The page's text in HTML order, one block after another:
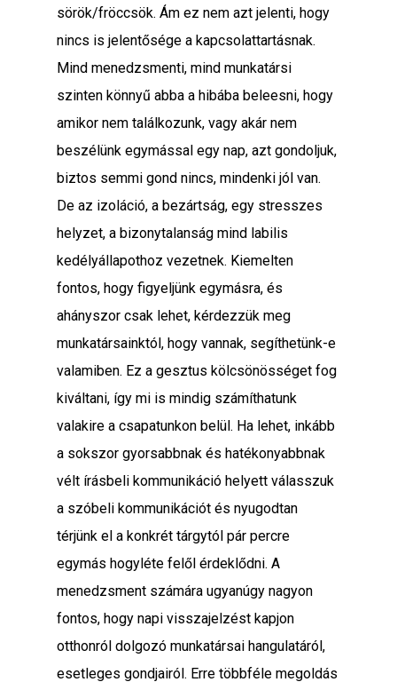
sörök/fröccsök. Ám ez nem azt jelenti, hogy
nincs is jelentősége a kapcsolattartásnak.
Mind menedzsmenti, mind munkatársi
szinten könnyű abba a hibába beleesni, hogy
amikor nem találkozunk, vagy akár nem
beszélünk egymással egy nap, azt gondoljuk,
biztos semmi gond nincs, mindenki jól van.
De az izoláció, a bezártság, egy stresszes
helyzet, a bizonytalanság mind labilis
kedélyállapothoz vezetnek. Kiemelten
fontos, hogy figyeljünk egymásra, és
ahányszor csak lehet, kérdezzük meg
munkatársainktól, hogy vannak, segíthetünk-e
valamiben. Ez a gesztus kölcsönösséget fog
kiváltani, így mi is mindig számíthatunk
valakire a csapatunkon belül. Ha lehet, inkább
a sokszor gyorsabbnak és hatékonyabbnak
vélt írásbeli kommunikáció helyett válasszuk
a szóbeli kommunikációt és nyugodtan
térjünk el a konkrét tárgytól pár percre
egymás hogyléte felől érdeklődni. A
menedzsment számára ugyanúgy nagyon
fontos, hogy napi visszajelzést kapjon
otthonról dolgozó munkatársai hangulatáról,
esetleges gondjairól. Erre többféle megoldás